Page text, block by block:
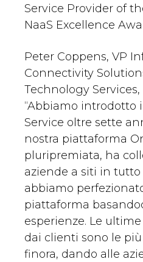
Service Provider of
NaaS Excellence
Peter Coppens, VP
Connectivity
Technology
“Abbiamo introdotto
Service oltre sette
nostra piattaforma
pluripremiata, ha
aziende a siti in
abbiamo
piattaforma
esperienze. Le
dai clienti sono le
finora, dando alle